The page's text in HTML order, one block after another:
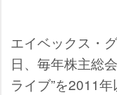
エイベックス・
日、毎年株主総
ライブ”を2011